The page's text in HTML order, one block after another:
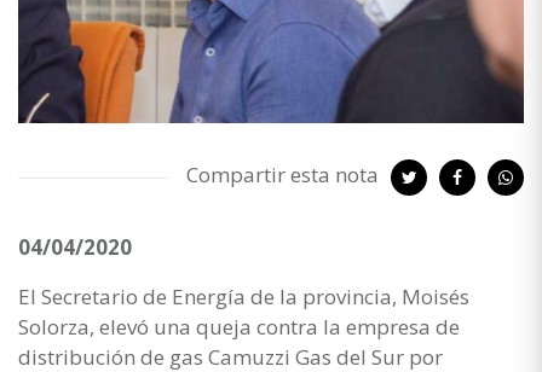
Compartir esta nota
04/04/2020
El Secretario de Energía de la provincia, Moisés
Solorza, elevó una queja contra la empresa de
distribución de gas Camuzzi Gas del Sur por